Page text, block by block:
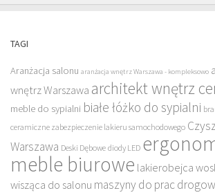
TAGI
Aranżacja salonu aranżacja wnętrz Warszawa - kompleksowo
wnętrz Warszawa architekt wnętrz
meble do sypialni białe łóżko do sypialni
ceramiczne zabezpieczenie lakieru samochodowego
Warszawa Deski Dębowe diody LED
meble biurowe lakierobejca
wisząca do salonu maszyny do prac